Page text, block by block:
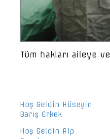
Tüm hakları aileye
Hoş Geldin Hüseyin
Barış Erkek
Hoş Geldin Alp